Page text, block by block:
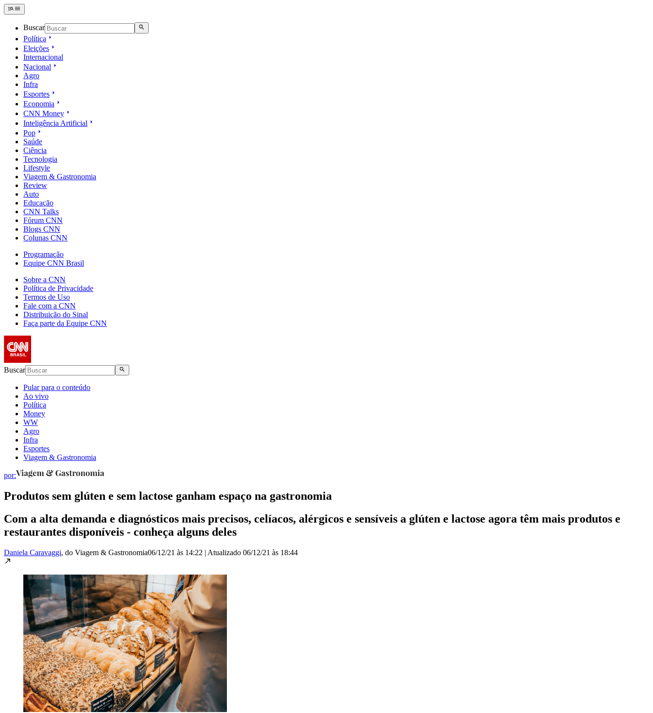
Buscar
Política
Eleições
Internacional
Nacional
Agro
Infra
Esportes
Economia
CNN Money
Inteligência Artificial
Pop
Saúde
Ciência
Tecnologia
Lifestyle
Viagem & Gastronomia
Review
Auto
Educação
CNN Talks
Fórum CNN
Blogs CNN
Colunas CNN
Programação
Equipe CNN Brasil
Sobre a CNN
Política de Privacidade
Termos de Uso
Fale com a CNN
Distribuição do Sinal
Faça parte da Equipe CNN
Buscar
Pular para o conteúdo
Ao vivo
Política
Money
WW
Agro
Infra
Esportes
Viagem & Gastronomia
por:
Produtos sem glúten e sem lactose ganham espaço na gastronomia
Com a alta demanda e diagnósticos mais precisos, celíacos, alérgicos e sensíveis a glúten e lactose agora têm mais produtos e
restaurantes disponíveis - conheça alguns deles
Daniela Caravaggi, do Viagem & Gastronomia06/12/21 às 14:22 | Atualizado 06/12/21 às 18:44